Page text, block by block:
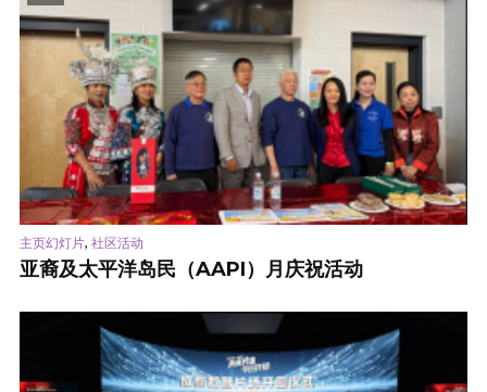
主页幻灯片, 社区活动
亚裔及太平洋岛民（AAPI）月庆祝活动